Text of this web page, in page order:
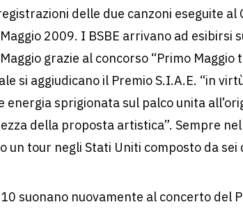
delle due canzoni eseguite al
2009. I BSBE arrivano ad esibirsi
grazie al concorso “Primo Maggio
si aggiudicano il Premio S.I.A.E. “in
energia sprigionata sul palco unita
della proposta artistica”. Sempre nel
un tour negli Stati Uniti composto da sei
suonano nuovamente al concerto del